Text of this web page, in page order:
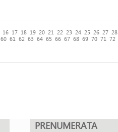
16 17 18 19 20 21 22 23 24 25 26 27 28
60 61 62 63 64 65 66 67 68 69 70 71 72
PRENUMERATA